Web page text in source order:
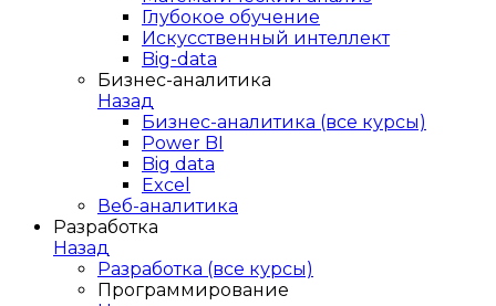
Глубокое обучение
Искусственный интеллект
Big-data
Бизнес-аналитика
Назад
Бизнес-аналитика (все курсы)
Power BI
Big data
Excel
Веб-аналитика
Разработка
Назад
Разработка (все курсы)
Программирование